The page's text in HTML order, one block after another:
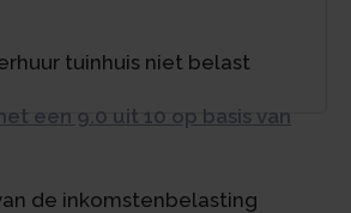
tuinhuis niet belast
een 9.0 uit 10 op basis van
de inkomstenbelasting